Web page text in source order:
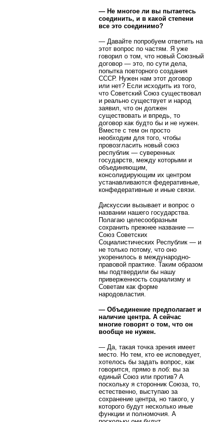
— Не многое ли вы пытаетесь
соединить, и в какой степени
все это соединимо?
— Давайте попробуем ответить на
этот вопрос по частям. Я уже
говорил о том, что новый Союзный
договор — это, по сути дела,
попытка повторного создания
СССР. Нужен нам этот договор
или нет? Если исходить из того,
что Советский Союз существовал
и реально существует и народ
заявил, что он должен
существовать и впредь, то
договор как будто бы и не нужен.
Вместе с тем он просто
необходим для того, чтобы
провозгласить новый союз
республик — суверенных
государств, между которыми и
объединяющим,
консолидирующим их центром
устанавливаются федеративные,
конфедеративные и иные связи.
Дискуссии вызывает и вопрос о
названии нашего государства.
Полагаю целесообразным
сохранить прежнее название —
Союз Советских
Социалистических Республик — и
не только потому, что оно
укоренилось в международно-
правовой практике. Таким образом
мы подтвердили бы нашу
приверженность социализму и
Советам как форме
народовластия.
— Объединение предполагает и
наличие центра. А сейчас
многие говорят о том, что он
вообще не нужен.
— Да, такая точка зрения имеет
место. Но тем, кто ее исповедует,
хотелось бы задать вопрос, как
говорится, прямо в лоб: вы за
единый Союз или против? А
поскольку я сторонник Союза, то,
естественно, выступаю за
сохранение центра, но такого, у
которого будут несколько иные
функции и полномочия. А